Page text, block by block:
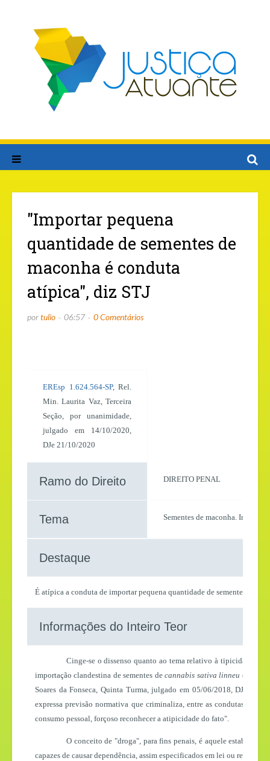
"Importar pequena
quantidade de sementes de
maconha é conduta
atípica", diz STJ
portulio 06:57 0 Comentários
EREsp 1.624.564-SP, Rel.
Min. Laurita Vaz, Terceira
Seção, por unanimidade,
julgado em 14/10/2020,
DJe 21/10/2020
Ramo do Direito DIREITO PENAL
Tema Sementes de maconha.
Destaque
É atípica a conduta de importar pequena quantidade de sementes de
Informações do Inteiro Teor
Cinge-se o dissenso quanto ao tema relativo à tipicidade ou
importação clandestina de sementes decannabis sativa linneu
Soares da Fonseca, Quinta Turma, julgado em 05/06/2018, DJe 15/
expressa previsão normativa que criminaliza, entre as condutas do
consumo pessoal, forçoso reconhecer a atipicidade do fato".
O conceito de "droga", para fins penais, é aquele
capazes de causar dependência, assim especificados em lei ou